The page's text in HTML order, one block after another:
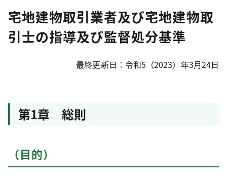
宅地建物取引業者及び宅地建物取
引士の指導及び監督処分基準
最終更新日：令和5（2023）年3月24日
第1章 総則
（目的）